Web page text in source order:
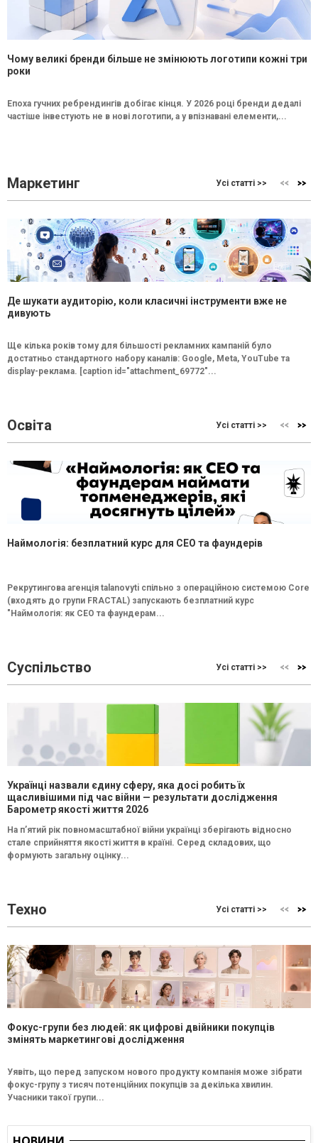
Чому великі бренди більше не змінюють логотипи кожні три
роки
Епоха гучних ребрендингів добігає кінця. У 2026 році бренди дедалі
частіше інвестують не в нові логотипи, а у впізнавані елементи,...
Маркетинг Усі статті >>
Де шукати аудиторію, коли класичні інструменти вже не
дивують
Ще кілька років тому для більшості рекламних кампаній було
достатньо стандартного набору каналів: Google, Meta, YouTube та
display-реклама. [caption id="attachment_69772"...
Освіта Усі статті >>
Наймологія: безплатний курс для CEO та фаундерів
Рекрутингова агенція talanovyti спільно з операційною системою Core
(входять до групи FRACTAL) запускають безплатний курс
"Наймологія: як СEO та фаундерам...
Суспільство Усі статті >>
Українці назвали єдину сферу, яка досі робить їх
щасливішими під час війни — результати дослідження
Барометр якості життя 2026
На п’ятий рік повномасштабної війни українці зберігають відносно
стале сприйняття якості життя в країні. Серед складових, що
формують загальну оцінку...
Техно Усі статті >>
Фокус-групи без людей: як цифрові двійники покупців
змінять маркетингові дослідження
Уявіть, що перед запуском нового продукту компанія може зібрати
фокус-групу з тисяч потенційних покупців за декілька хвилин.
Учасники такої групи...